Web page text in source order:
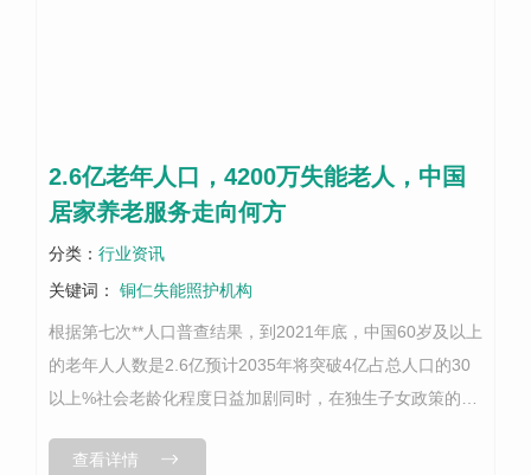
2.6亿老年人口，4200万失能老人，中国
居家养老服务走向何方
分类： 行业资讯
关键词：
铜仁失能照护机构
根据第七次**人口普查结果，到2021年底，中国60岁及以上
的老年人人数是2.6亿预计2035年将突破4亿占总人口的30
以上%社会老龄化程度日益加剧同时，在独生子女政策的影
化这也给养老带来...
查看详情